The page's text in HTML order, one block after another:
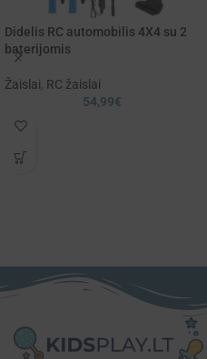
Didelis RC automobilis 4X4 su 2
baterijomis
Žaislai, RC žaislai
54,99€